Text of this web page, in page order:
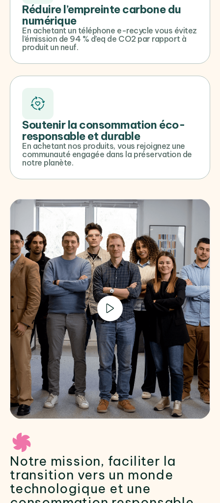
Réduire l’empreinte carbone du
numérique
En achetant un téléphone e-recycle vous évitez
l’émission de 94 % d’eq de CO2 par rapport à
produit un neuf.
Soutenir la consommation éco-
responsable et durable
En achetant nos produits, vous rejoignez une
communauté engagée dans la préservation de
notre planète.
Notre mission, faciliter la
transition vers un monde
technologique et une